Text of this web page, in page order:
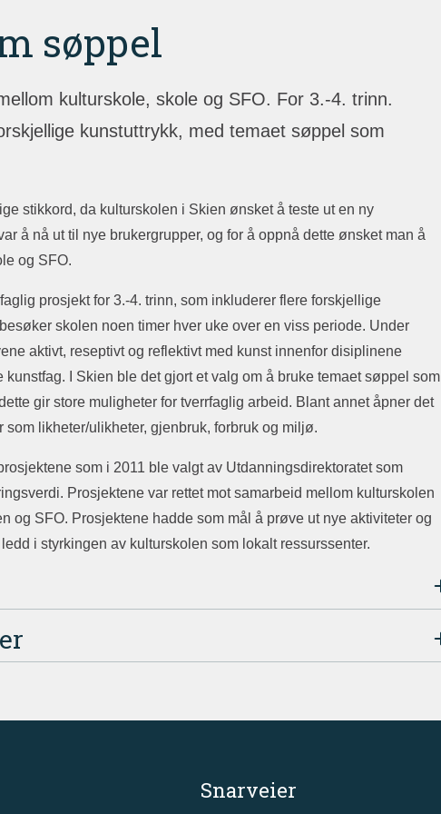
søppel
kulturskole, skole og SFO. For 3.-4. trinn.
kunstuttrykk, med temaet søppel som
stikkord, da kulturskolen i Skien ønsket å teste ut en ny
å nå ut til nye brukergrupper, og for å oppnå dette ønsket man å
og SFO.
prosjekt for 3.-4. trinn, som inkluderer flere forskjellige
skolen noen timer hver uke over en viss periode. Under
aktivt, reseptivt og reflektivt med kunst innenfor disiplinene
I Skien ble det gjort et valg om å bruke temaet søppel som
gir store muligheter for tverrfaglig arbeid. Blant annet åpner det
som likheter/ulikheter, gjenbruk, forbruk og miljø.
som i 2011 ble valgt av Utdanningsdirektoratet som
Prosjektene var rettet mot samarbeid mellom kulturskolen
og SFO. Prosjektene hadde som mål å prøve ut nye aktiviteter og
i styrkingen av kulturskolen som lokalt ressurssenter.
Snarveier